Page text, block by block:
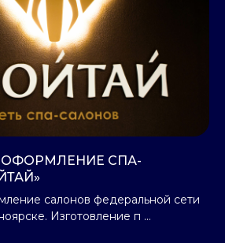
СПА-
салонов федеральной сети
Изготовление п ...